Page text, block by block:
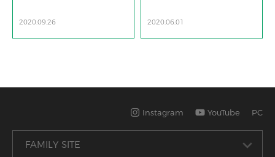
2020.09.26 2020.06.01
Instagram YouTube PC